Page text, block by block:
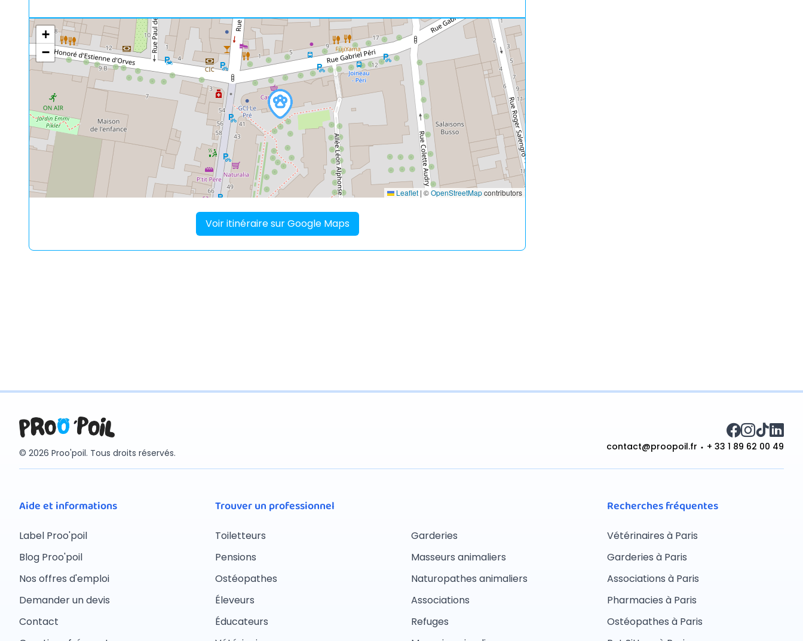
+
−
Leaflet | ©OpenStreetMapcontributors
Voir itinéraire sur Google Maps
© 2026 Proo'poil. Tous droits réservés.
contact@proopoil.fr + 33 1 89 62 00 49
Aide et informations
Label Proo'poil
Blog Proo'poil
Nos offres d'emploi
Demander un devis
Contact
Trouver un professionnel
Toiletteurs
Pensions
Ostéopathes
Éleveurs
Éducateurs
Garderies
Masseurs animaliers
Naturopathes animaliers
Associations
Refuges
Recherches fréquentes
Vétérinaires à Paris
Garderies à Paris
Associations à Paris
Pharmacies à Paris
Ostéopathes à Paris